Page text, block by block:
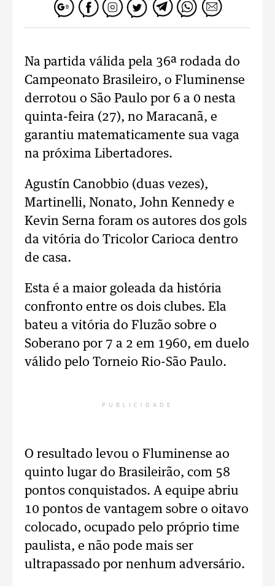
Na partida válida pela 36ª rodada do
Campeonato Brasileiro, o Fluminense
derrotou o São Paulo por 6 a 0 nesta
quinta-feira (27), no Maracanã, e
garantiu matematicamente sua vaga
na próxima Libertadores.
Agustín Canobbio (duas vezes),
Martinelli, Nonato, John Kennedy e
Kevin Serna foram os autores dos gols
da vitória do Tricolor Carioca dentro
de casa.
Esta é a maior goleada da história
confronto entre os dois clubes. Ela
bateu a vitória do Fluzão sobre o
Soberano por 7 a 2 em 1960, em duelo
válido pelo Torneio Rio-São Paulo.
PUBLICIDADE
O resultado levou o Fluminense ao
quinto lugar do Brasileirão, com 58
pontos conquistados. A equipe abriu
10 pontos de vantagem sobre o oitavo
colocado, ocupado pelo próprio time
paulista, e não pode mais ser
ultrapassado por nenhum adversário.